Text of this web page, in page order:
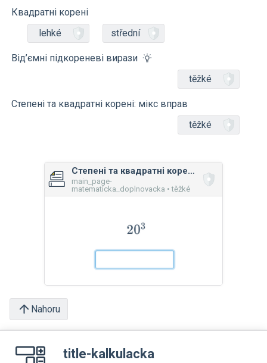
Квадратні корені
lehké
střední
Від’ємні підкореневі вирази
těžké
Степені та квадратні корені: мікс вправ
těžké
Степені та квадратні корені: мікс вправ
main_page-
matematicka_doplnovacka • těžké
Nahoru
title-kalkulacka